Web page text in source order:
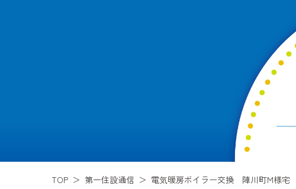
TOP 第一住設通信 電気暖房ボイラー交換 陣川町M様宅